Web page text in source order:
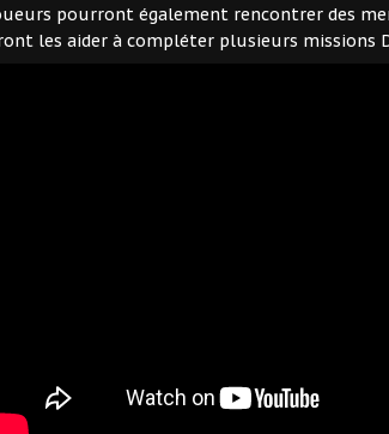
pourront également rencontrer des
les aider à compléter plusieurs missions